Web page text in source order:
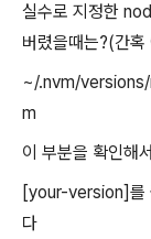
실수로 지정한
버렸을때는?(간혹
~/.nvm/
m
이 부분을 확인해
[your-version]를
다